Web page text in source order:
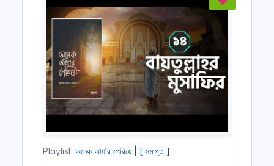
Playlist: অনেক আধাঁর পেরিয়ে | [ সমাপ্ত ]